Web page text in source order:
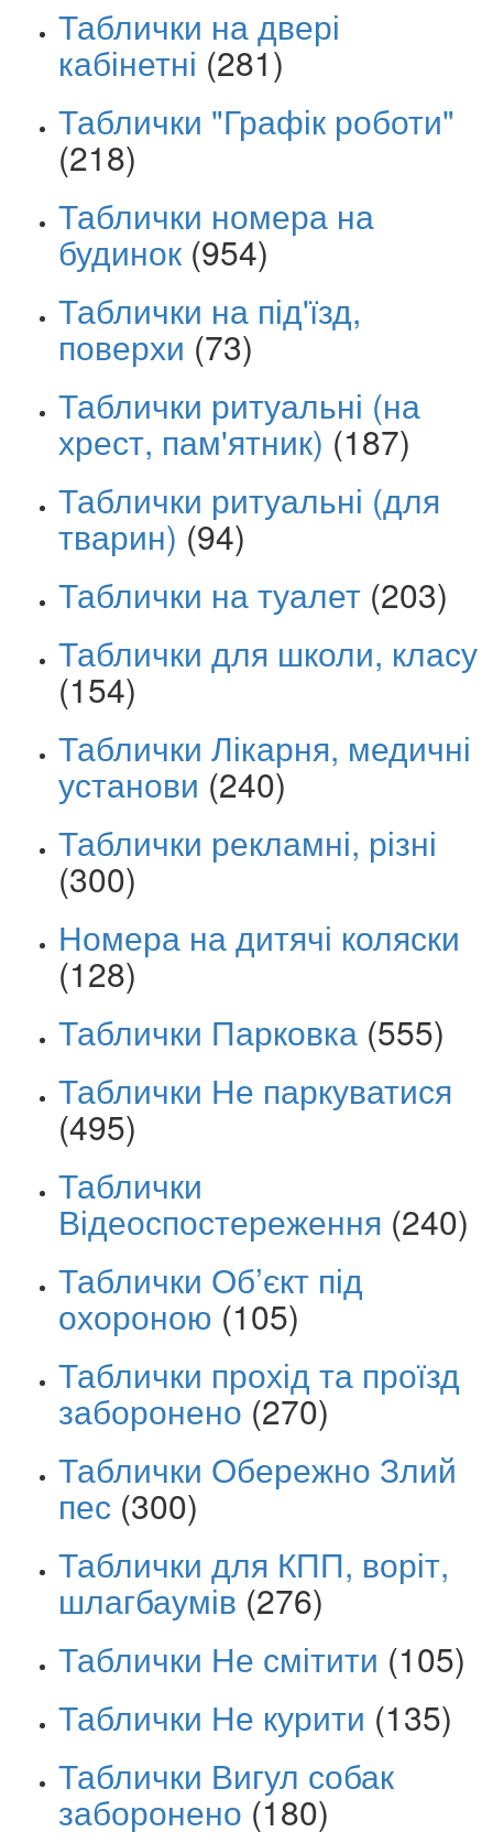
Таблички на двері
кабінетні (281)
Таблички "Графік роботи"
(218)
Таблички номера на
будинок (954)
Таблички на під'їзд,
поверхи (73)
Таблички ритуальні (на
хрест, пам'ятник) (187)
Таблички ритуальні (для
тварин) (94)
Таблички на туалет (203)
Таблички для школи, класу
(154)
Таблички Лікарня, медичні
установи (240)
Таблички рекламні, різні
(300)
Номера на дитячі коляски
(128)
Таблички Парковка (555)
Таблички Не паркуватися
(495)
Таблички
Відеоспостереження (240)
Таблички Об’єкт під
охороною (105)
Таблички прохід та проїзд
заборонено (270)
Таблички Обережно Злий
пес (300)
Таблички для КПП, воріт,
шлагбаумів (276)
Таблички Не смітити (105)
Таблички Не курити (135)
Таблички Вигул собак
заборонено (180)